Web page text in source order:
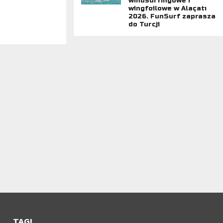
wingfoilowe w Alaçatı
2026. FunSurf zaprasza
do Turcji